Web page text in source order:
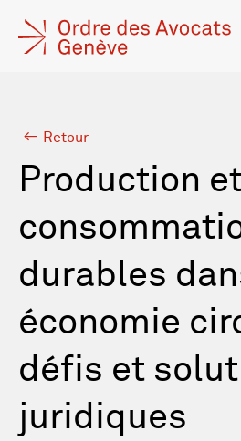
Retour
Production
durables
économie
défis et
juridiques